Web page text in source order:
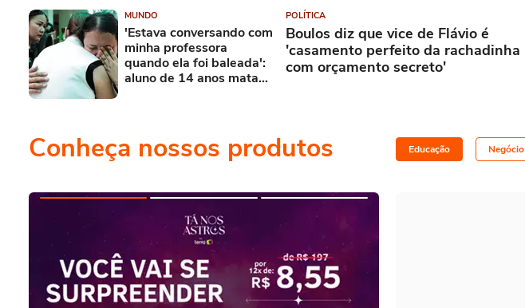
brasileiro
MUNDO
'Estava conversando com
minha professora
quando ela foi baleada':
aluno de 14 anos mata
POLÍTICA
Boulos diz que vice de Flávio é
'casamento perfeito da rachadinha
com orçamento secreto'
Conheça nossos produtos Educação Negócio